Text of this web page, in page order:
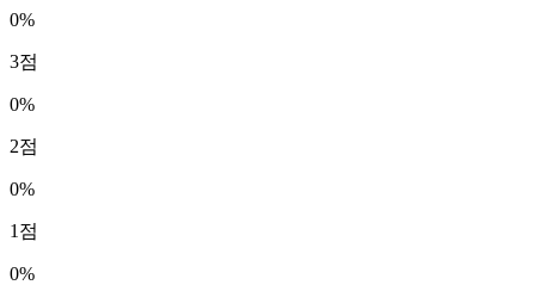
0%
3점
0%
2점
0%
1 점
0%